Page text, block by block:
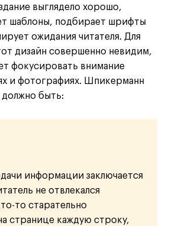
выглядело хорошо,
шаблоны, подбирает шрифты
ожидания читателя. Для
дизайн совершенно невидим,
фокусировать внимание
и фотографиях. Шпикерманн
должно быть:
информации заключается
не отвлекался
то старательно
странице каждую строку,